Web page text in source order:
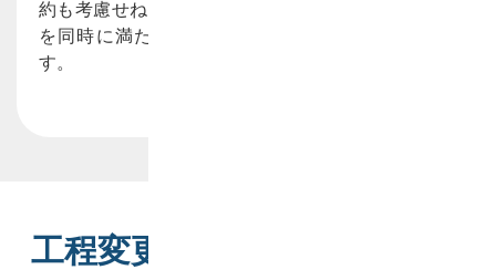
約も考慮せねばならないため、複数のトレードオフ
を同時に満たす難度の高い計画立案が求められま
す。
工程変更や納期調整への対応